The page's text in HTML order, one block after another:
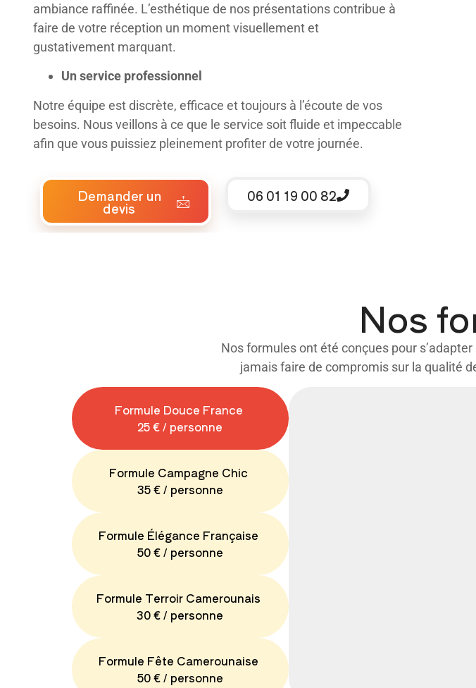
ambiance raffinée. L’esthétique de nos présentations contribue à
faire de votre réception un moment visuellement et
gustativement marquant.
Un service professionnel
Notre équipe est discrète, efficace et toujours à l’écoute de vos
besoins. Nous veillons à ce que le service soit fluide et impeccable
afin que vous puissiez pleinement profiter de votre journée.
Demander un
devis
06 01 19 00 82
Nos
Nos formules ont été conçues pour
jamais faire de compromis sur la qualité
Formule Douce France
25 € / personne
Formule Campagne Chic
35 € / personne
Formule Élégance Française
50 € / personne
Formule Terroir Camerounais
30 € / personne
Formule Fête Camerounaise
50 € / personne